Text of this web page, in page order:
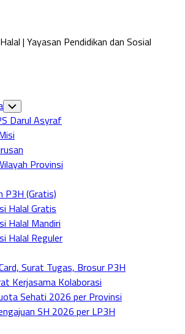
| Yayasan Pendidikan dan Sosial
Toggle
Child
Menu
Darul Asyraf
Provinsi
P3H (Gratis)
Halal Gratis
Halal Mandiri
Halal Reguler
Surat Tugas, Brosur P3H
Kerjasama Kolaborasi
Sehati 2026 per Provinsi
SH 2026 per LP3H